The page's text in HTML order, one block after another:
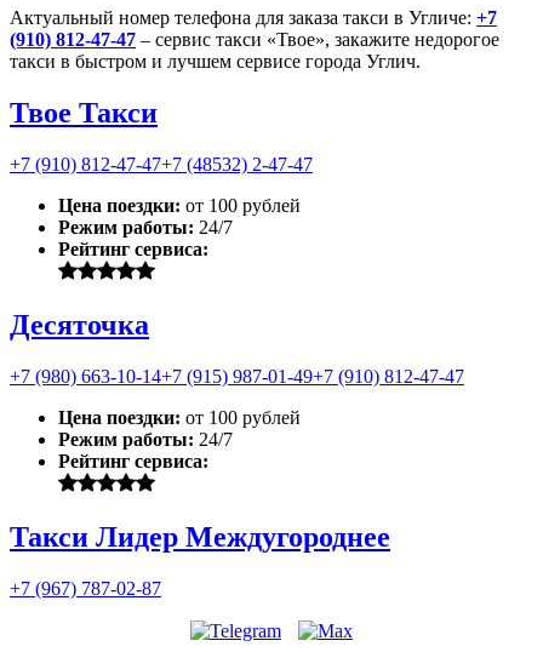
Актуальный номер телефона для заказа такси в Угличе: +7
(910) 812-47-47 – сервис такси «Твое», закажите недорогое
такси в быстром и лучшем сервисе города Углич.
Твое Такси
+7 (910) 812-47-47+7 (48532) 2-47-47
Цена поездки: от 100 рублей
Режим работы: 24/7
Рейтинг сервиса:
Десяточка
+7 (980) 663-10-14+7 (915) 987-01-49+7 (910) 812-47-47
Цена поездки: от 100 рублей
Режим работы: 24/7
Рейтинг сервиса:
Такси Лидер Междугороднее
+7 (967) 787-02-87